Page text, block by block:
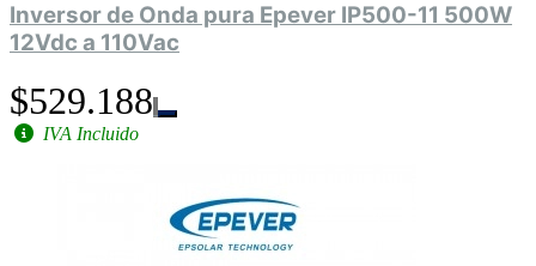
Inversor de Onda pura Epever IP500-11 500W
12Vdc a 110Vac
$529.188
IVA Incluido